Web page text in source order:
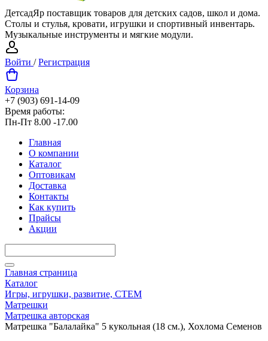
ДетсадЯр поставщик товаров для детских садов, школ и дома.
Столы и стулья, кровати, игрушки и спортивный инвентарь.
Музыкальные инструменты и мягкие модули.
Войти /Регистрация
Корзина
+7 (903) 691-14-09
Время работы:
Пн-Пт 8.00 -17.00
Главная
О компании
Каталог
Оптовикам
Доставка
Контакты
Как купить
Прайсы
Акции
Главная страница
Каталог
Игры, игрушки, развитие, СТЕМ
Матрешки
Матрешка авторская
Матрешка "Балалайка" 5 кукольная (18 см.), Хохлома Семенов